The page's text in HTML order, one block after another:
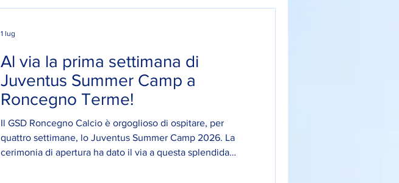
Al via la prima settimana di
Juventus Summer Camp a
Roncegno Terme!
Il GSD Roncegno Calcio è orgoglioso di ospitare, per
quattro settimane, lo Juventus Summer Camp 2026. La
cerimonia di apertura ha dato il via a questa splendida
1 lug